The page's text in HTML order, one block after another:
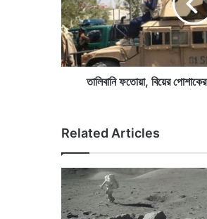
ফ
তো
য়া
,
বি
কে
র
বি
জ্ঞা
প
নে
তালিবানি ফতোয়া, বিয়ের
Related Articles